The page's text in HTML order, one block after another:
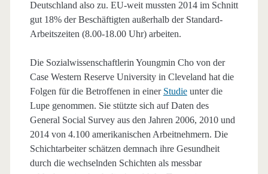
Deutschland also zu. EU-weit mussten 2014 im Schnitt
gut 18% der Beschäftigten außerhalb der Standard-
Arbeitszeiten (8.00-18.00 Uhr) arbeiten.
Die Sozialwissenschaftlerin Youngmin Cho von der
Case Western Reserve University in Cleveland hat die
Folgen für die Betroffenen in einer Studieunter die
Lupe genommen. Sie stützte sich auf Daten des
General Social Survey aus den Jahren 2006, 2010 und
2014 von 4.100 amerikanischen Arbeitnehmern. Die
Schichtarbeiter schätzen demnach ihre Gesundheit
durch die wechselnden Schichten als messbar